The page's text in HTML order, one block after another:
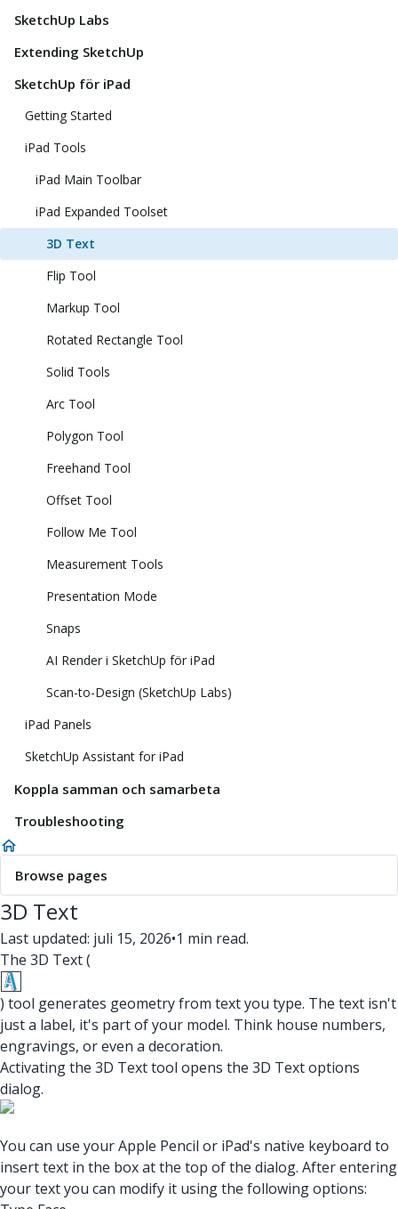
SketchUp Labs
Extending SketchUp
SketchUp för iPad
Getting Started
iPad Tools
iPad Main Toolbar
iPad Expanded Toolset
3D Text
Flip Tool
Markup Tool
Rotated Rectangle Tool
Solid Tools
Arc Tool
Polygon Tool
Freehand Tool
Offset Tool
Follow Me Tool
Measurement Tools
Presentation Mode
Snaps
AI Render i SketchUp för iPad
Scan-to-Design (SketchUp Labs)
iPad Panels
SketchUp Assistant for iPad
Koppla samman och samarbeta
Troubleshooting
Browse pages
3D Text
Last updated: juli 15, 2026•1 min read.
The 3D Text (
) tool generates geometry from text you type. The text isn't
just a label, it's part of your model. Think house numbers,
engravings, or even a decoration.
Activating the 3D Text tool opens the 3D Text options
dialog.
You can use your Apple Pencil or iPad's native keyboard to
insert text in the box at the top of the dialog. After entering
your text you can modify it using the following options: